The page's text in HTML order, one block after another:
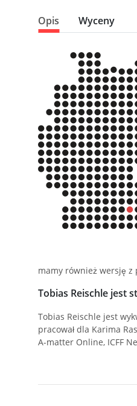
Opis Wyceny
mamy również wersję z
Tobias Reischle jest
Tobias Reischle jest
pracował dla Karima
A-matter Online, ICFF